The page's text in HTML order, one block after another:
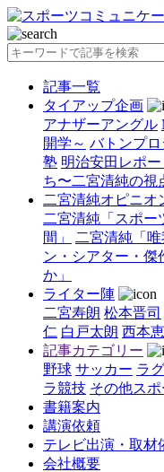
記事一覧
タイアップ企画
アナザーアングル
開学～ バトンプロ
塾 明治安田レポー
ち〜二宮清純の視
二宮清純オピニオ
二宮清純「スポー
間」
二宮清純「唯
ン・シアター・傑
か」
ライター陣
二宮寿朗 松本晋司
仁 白戸太朗 西本恵
記事カテゴリー
野球 サッカー ラ
ラ競技 その他スポ
書籍案内
講演依頼
テレビ出演・取材
会社概要